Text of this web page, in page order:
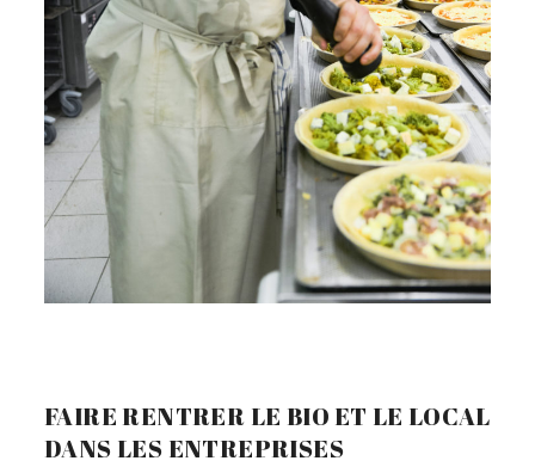
FAIRE RENTRER LE BIO ET LE LOCAL
DANS LES ENTREPRISES